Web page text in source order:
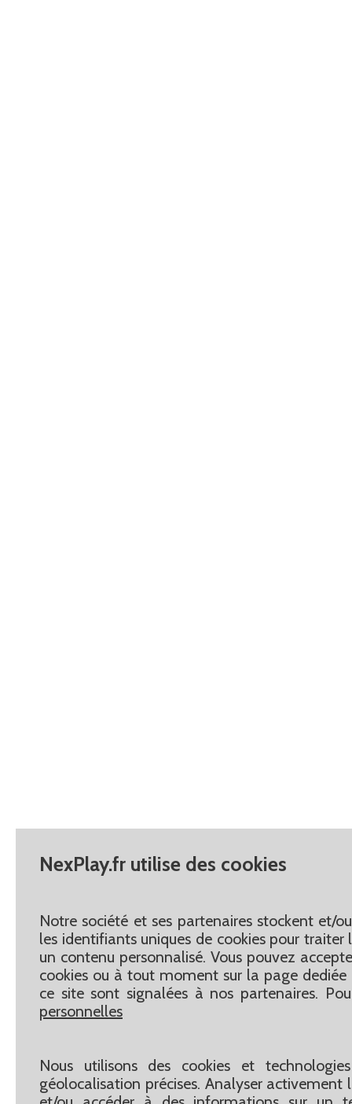
NexPlay.fr utilise des cookies
Notre société et ses partenaires stockent et/
les identifiants uniques de cookies pour
un contenu personnalisé. Vous pouvez
cookies ou à tout moment sur la page dediée
ce site sont signalées à nos partenaires.
personnelles
Nous utilisons des cookies et
géolocalisation précises. Analyser